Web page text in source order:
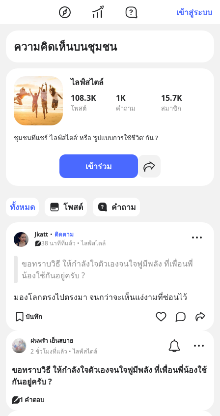
เข้าสู่ระบบ
ความคิดเห็นบนชุมชน
ไลฟ์สไตล์
108.3K
โพสต์
1K
คำถาม
15.7K
สมาชิก
ชุมชนที่แชร์ ‘ไลฟ์สไตล์’ หรือ ‘รูปแบบการใช้ชีวิต’ กัน ?
เข้าร่วม
ทั้งหมด โพสต์ คำถาม
Jkatt • ติดตาม
38 นาทีที่แล้ว • ไลฟ์สไตล์
ขอทราบวิธี ให้กำลังใจตัวเองจนใจฟูมีพลัง ที่เพื่อนพี่
น้องใช้กันอยู่ครับ ?
มองโลกตรงไปตรงมา จนกว่าจะเห็นแง่งามที่ซ่อนไว้
บันทึก
ฝนพรำ เย็นสบาย
2 ชั่วโมงที่แล้ว • ไลฟ์สไตล์
ขอทราบวิธี ให้กำลังใจตัวเองจนใจฟูมีพลัง ที่เพื่อนพี่น้องใช้
กันอยู่ครับ ?
1 คำตอบ